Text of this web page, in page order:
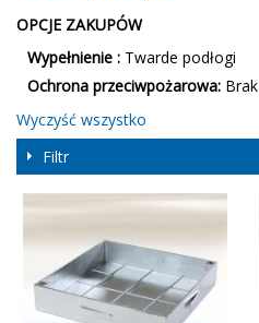
OPCJE ZAKUPÓW
Wypełnienie : Twarde podłogi
Ochrona przeciwpożarowa: Brak
Wyczyść wszystko
Filtr